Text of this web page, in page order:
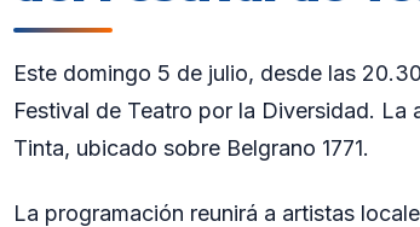
Este domingo 5 de julio, desde las
Festival de Teatro por la Diversidad.
Tinta, ubicado sobre Belgrano 1771.
La programación reunirá a artistas